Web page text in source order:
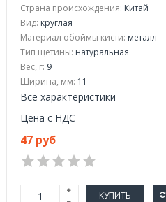
Страна происхождения: Китай
Вид: круглая
Материал обоймы кисти: металл
Тип щетины: натуральная
Вес, г: 9
Ширина, мм: 11
Все характеристики
Цена с НДС
47 руб
КУПИТЬ